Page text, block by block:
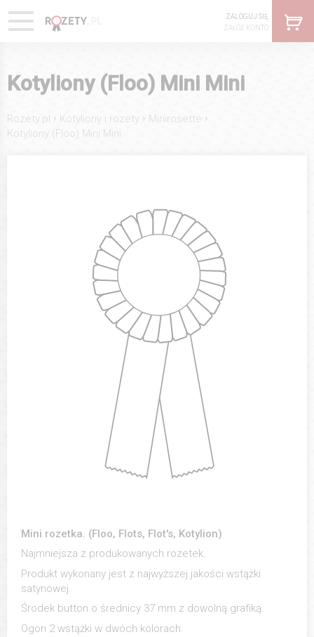
ZALOGUJ SIĘ
ZAŁÓŻ KONTO
Kotyliony (Floo) Mini Mini
Rozety.pl › Kotyliony i rozety › Minirosette ›
Kotyliony (Floo) Mini Mini
Mini rozetka. (Floo, Flots, Flot's, Kotylion)
Najmniejsza z produkowanych rozetek.
Produkt wykonany jest z najwyższej jakości wstążki
satynowej.
Środek button o średnicy 37 mm z dowolną grafiką.
Ogon 2 wstążki w dwóch kolorach.